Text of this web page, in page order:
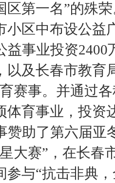
区第一名”的殊
小区中布设公益
益事业投资
以及长春市教育
赛事。并通过
体育事业，投资
赞助了第六届亚
大赛”，在长春
参与“抗击非典